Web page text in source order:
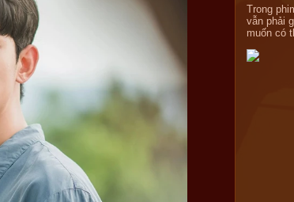
Trong
vẫn phải
muốn có